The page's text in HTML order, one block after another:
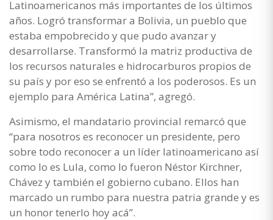
Latinoamericanos más importantes de los últimos
años. Logró transformar a Bolivia, un pueblo que
estaba empobrecido y que pudo avanzar y
desarrollarse. Transformó la matriz productiva de
los recursos naturales e hidrocarburos propios de
su país y por eso se enfrentó a los poderosos. Es un
ejemplo para América Latina”, agregó.
Asimismo, el mandatario provincial remarcó que
“para nosotros es reconocer un presidente, pero
sobre todo reconocer a un líder latinoamericano así
como lo es Lula, como lo fueron Néstor Kirchner,
Chávez y también el gobierno cubano. Ellos han
marcado un rumbo para nuestra patria grande y es
un honor tenerlo hoy acá”.